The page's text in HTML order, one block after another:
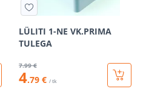
LÜLITI 1-NE VK.PRIMA
TULEGA
7.99 €
4.79 € / tk